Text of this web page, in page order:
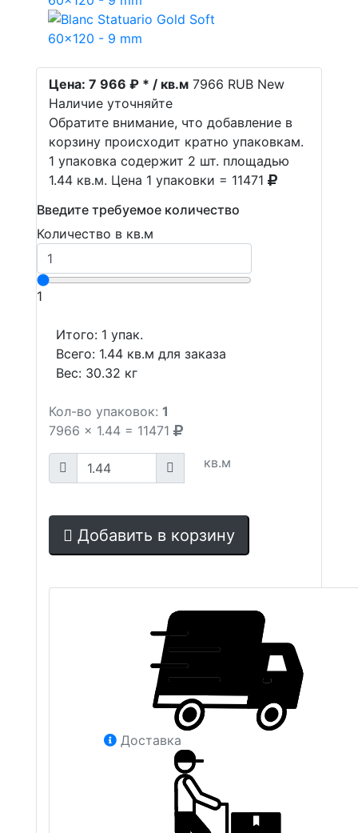
Цена: 7 966 ₽ * / кв.м 7966 RUB New
Наличие уточняйте
Обратите внимание, что добавление в
корзину происходит кратно упаковкам.
1 упаковка содержит 2 шт. площадью
1.44 кв.м. Цена 1 упаковки = 11471
Введите требуемое количество
Количество в кв.м
1
Итого: 1 упак.
Всего: 1.44 кв.м для заказа
Вес: 30.32 кг
Кол-во упаковок: 1
7966 x 1.44 = 11471
кв.м
Добавить в корзину
Доставка